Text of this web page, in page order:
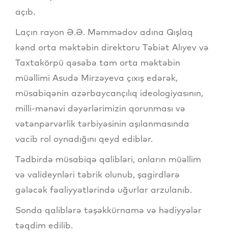
açıb.
Laçın rayon Ə.Ə. Məmmədov adına Qışlaq
kənd orta məktəbin direktoru Təbiət Alıyev və
Taxtakörpü qəsəbə tam orta məktəbin
müəllimi Asudə Mirzəyeva çıxış edərək,
müsabiqənin azərbaycançılıq ideologiyasının,
milli-mənəvi dəyərlərimizin qorunması və
vətənpərvərlik tərbiyəsinin aşılanmasında
vacib rol oynadığını qeyd ediblər.
Tədbirdə müsabiqə qalibləri, onların müəllim
və valideynləri təbrik olunub, şagirdlərə
gələcək fəaliyyətlərində uğurlar arzulanıb.
Sonda qaliblərə təşəkkürnamə və hədiyyələr
təqdim edilib.